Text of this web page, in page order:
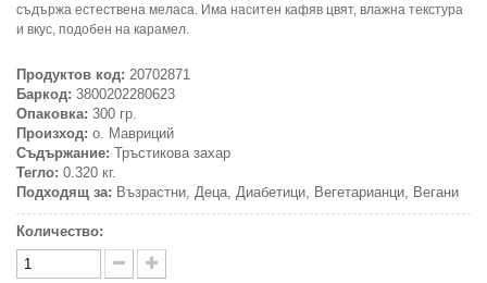
съдържа естествена меласа. Има наситен кафяв цвят, влажна текстура
и вкус, подобен на карамел.
Продуктов код: 20702871
Баркод: 3800202280623
Опаковка: 300 гр.
Произход: о. Мавриций
Съдържание: Тръстикова захар
Тегло: 0.320 кг.
Подходящ за: Възрастни, Деца, Диабетици, Вегетарианци, Вегани
Количество: